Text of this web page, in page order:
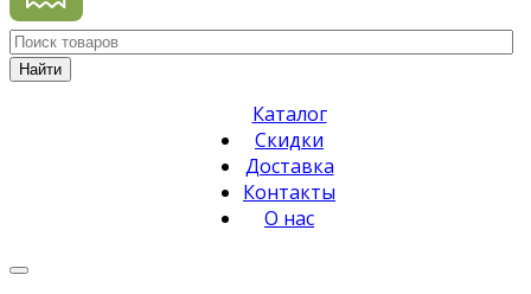
Найти
Каталог
Скидки
Доставка
Контакты
О нас